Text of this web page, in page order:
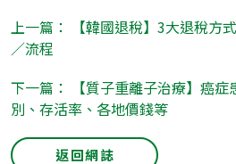
上一篇： 【韓國退稅】3大退稅方
／流程
下一篇： 【質子重離子治療】癌症
別、存活率、各地價錢等
返回網誌